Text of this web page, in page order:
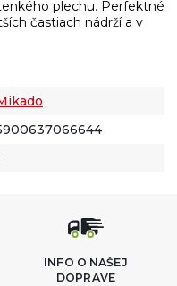
plechu. Perfektné
častiach nádrží a v
INFO O NAŠEJ
DOPRAVE